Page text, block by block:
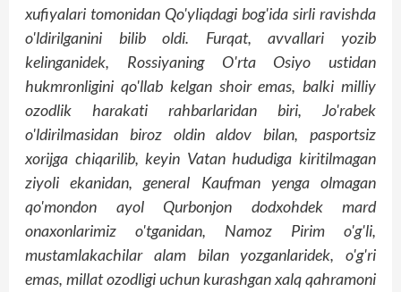
xufiyalari tomonidan Qo'yliqdagi bog'ida sirli ravishda
o'ldirilganini bilib oldi. Furqat, avvallari yozib
kelinganidek, Rossiyaning O'rta Osiyo ustidan
hukmronligini qo'llab kelgan shoir emas, balki milliy
ozodlik harakati rahbarlaridan biri, Jo'rabek
o'ldirilmasidan biroz oldin aldov bilan, pasportsiz
xorijga chiqarilib, keyin Vatan hududiga kiritilmagan
ziyoli ekanidan, general Kaufman yenga olmagan
qo'mondon ayol Qurbonjon dodxohdek mard
onaxonlarimiz o'tganidan, Namoz Pirim o'g'li,
mustamlakachilar alam bilan yozganlaridek, o'g'ri
emas, millat ozodligi uchun kurashgan xalq qahramoni